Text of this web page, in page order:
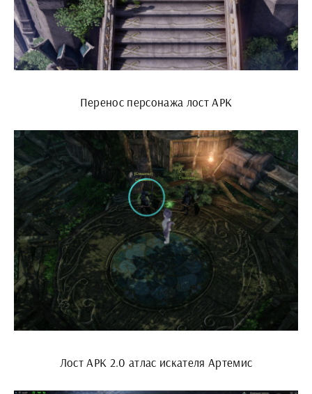
Перенос персонажа лост АРК
Лост АРК 2.0 атлас искателя Артемис